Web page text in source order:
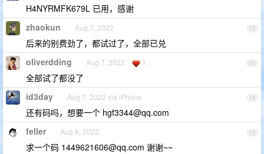
H4NYRMFK679L 已用，感谢
12
zhaokun Aug 7, 2022
后来的别费劲了，都试过了，全部已兑
13
oliverdding Aug 7, 2022 1
全部试了都没了
14
id3day Aug 7, 2022 via iPhone
还有码吗，想要一个 hgf3344@qq.com
15
feller Aug 8, 2022
求一个码 1449621606@qq.com 谢谢~~